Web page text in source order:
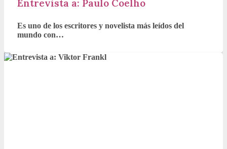
Entrevista a: Paulo Coelho
Es uno de los escritores y novelista más leídos del
mundo con…